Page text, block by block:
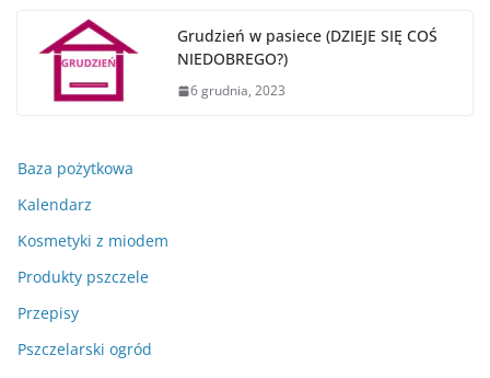
Grudzień w pasiece (DZIEJE SIĘ COŚ
NIEDOBREGO?)
6 grudnia, 2023
Baza pożytkowa
Kalendarz
Kosmetyki z miodem
Produkty pszczele
Przepisy
Pszczelarski ogród